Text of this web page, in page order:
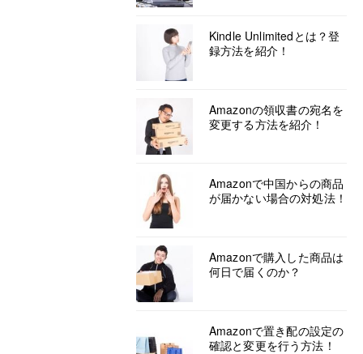
Kindle Unlimitedとは？登
録方法を紹介！
Amazonの領収書の宛名を
変更する方法を紹介！
Amazonで中国からの商品
が届かない場合の対処法！
Amazonで購入した商品は
何日で届くのか？
Amazonで置き配の設定の
確認と変更を行う方法！